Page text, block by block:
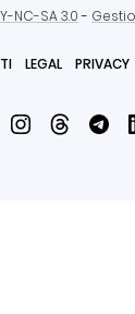
NC-SA 3.0-
LEGAL PRIVACY